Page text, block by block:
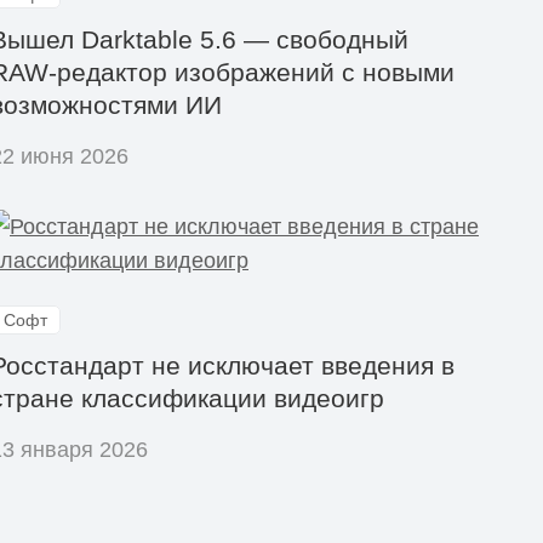
Darktable 5.6 — свободный
изображений с новыми
ИИ
июня 2026
Софт
не исключает введения в
классификации видеоигр
января 2026